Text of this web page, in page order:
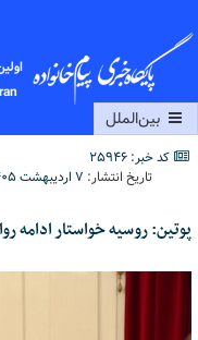
بین‌الملل
کد خبر: 25946
تاریخ انتشار: ۷ اردیبهشت ۱۴۰۵ - ۱۷:۵۸
پوتین: روسیه خواستار ادامه